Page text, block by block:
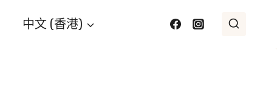
中文 (香港)